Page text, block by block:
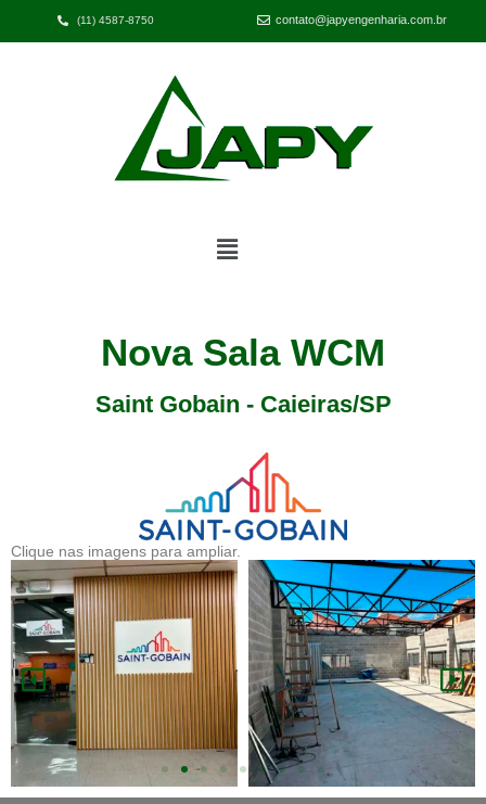
(11) 4587-8750 contato@japyengenharia.com.br
Nova Sala WCM
Saint Gobain - Caieiras/SP
Clique nas imagens para ampliar.